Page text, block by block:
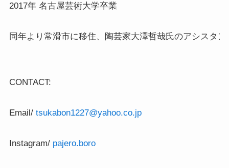
2017年 名古屋芸術大学卒業
同年より常滑市に移住、陶芸家大澤哲哉氏のアシスタ
CONTACT:
Email/ tsukabon1227@yahoo.co.jp
Instagram/ pajero.boro